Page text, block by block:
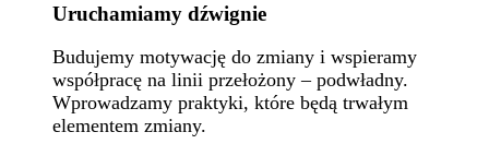
Uruchamiamy dźwignie
Budujemy motywację do zmiany i wspieramy
współpracę na linii przełożony – podwładny.
Wprowadzamy praktyki, które będą trwałym
elementem zmiany.